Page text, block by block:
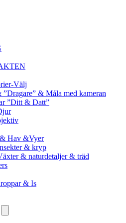
Välj
& Måla med kameran
”Ditt & Datt”
Hav &Vyer
& kryp
& naturdetaljer & träd
& Is